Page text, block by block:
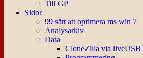
Till GP
Sidor
99 sätt att optimera ms win 7
Analysarkiv
Data
CloneZilla via liveUSB